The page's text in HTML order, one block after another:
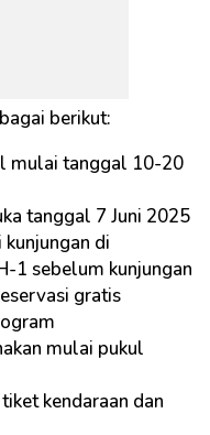
berikut:
mulai tanggal 10-20
tanggal 7 Juni 2025
di
1 sebelum kunjungan
gratis
mulai pukul
kendaraan dan